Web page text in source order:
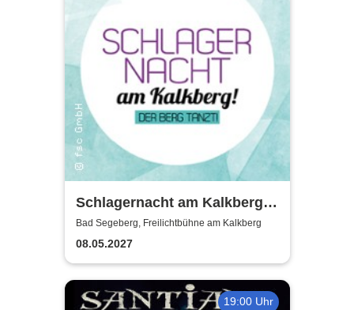
Schlagernacht am Kalkberg
2027
Bad Segeberg, Freilichtbühne am Kalkberg
08.05.2027
19:00 Uhr